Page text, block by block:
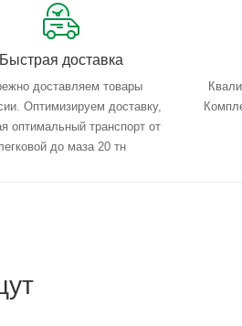
Быстрая доставка
доставляем товары
Оптимизируем доставку,
оптимальный транспорт от
до маза 20 тн